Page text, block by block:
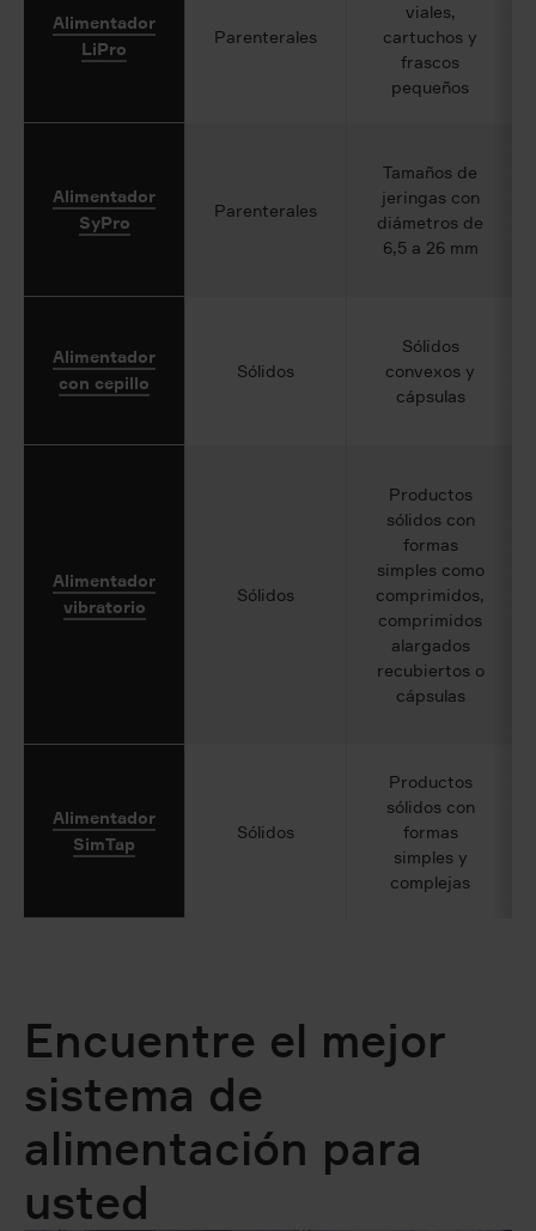
Alimentador
LiPro
Parenterales
viales,
cartuchos y
frascos
pequeños
Alimentador
SyPro
Parenterales
Tamaños de
jeringas con
diámetros de
6,5 a 26 mm
Alimentador
con cepillo
Sólidos
Sólidos
convexos y
cápsulas
Alimentador
vibratorio
Sólidos
Productos
sólidos con
formas
simples como
comprimidos,
comprimidos
alargados
recubiertos o
cápsulas
Alimentador
SimTap
Sólidos
Productos
sólidos con
formas
simples y
complejas
Encuentre el mejor
sistema de
alimentación para
usted